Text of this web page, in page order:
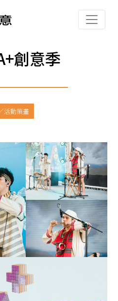
創意季
活動策畫